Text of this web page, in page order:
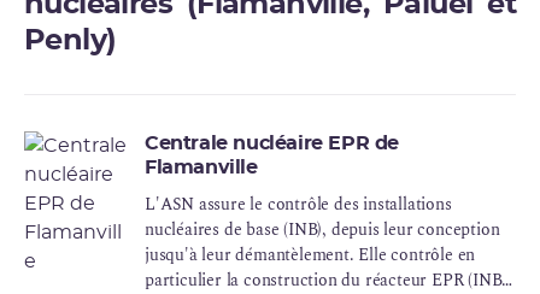
Penly)
Centrale nucléaire EPR de
Flamanville
L'ASN assure le contrôle des installations
nucléaires de base (INB), depuis leur conception
jusqu'à leur démantèlement. Elle contrôle en
particulier la construction du réacteur EPR (INB